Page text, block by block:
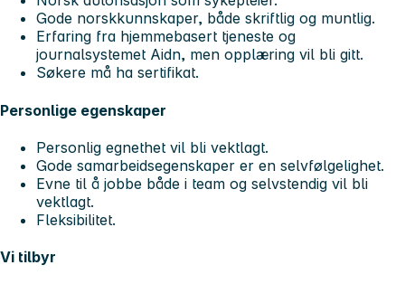
Gode norskkunnskaper, både skriftlig og muntlig.
Erfaring fra hjemmebasert tjeneste og
journalsystemet Aidn, men opplæring vil bli gitt.
Søkere må ha sertifikat.
Personlige egenskaper
Personlig egnethet vil bli vektlagt.
Gode samarbeidsegenskaper er en selvfølgelighet.
Evne til å jobbe både i team og selvstendig vil bli
vektlagt.
Fleksibilitet.
Vi tilbyr